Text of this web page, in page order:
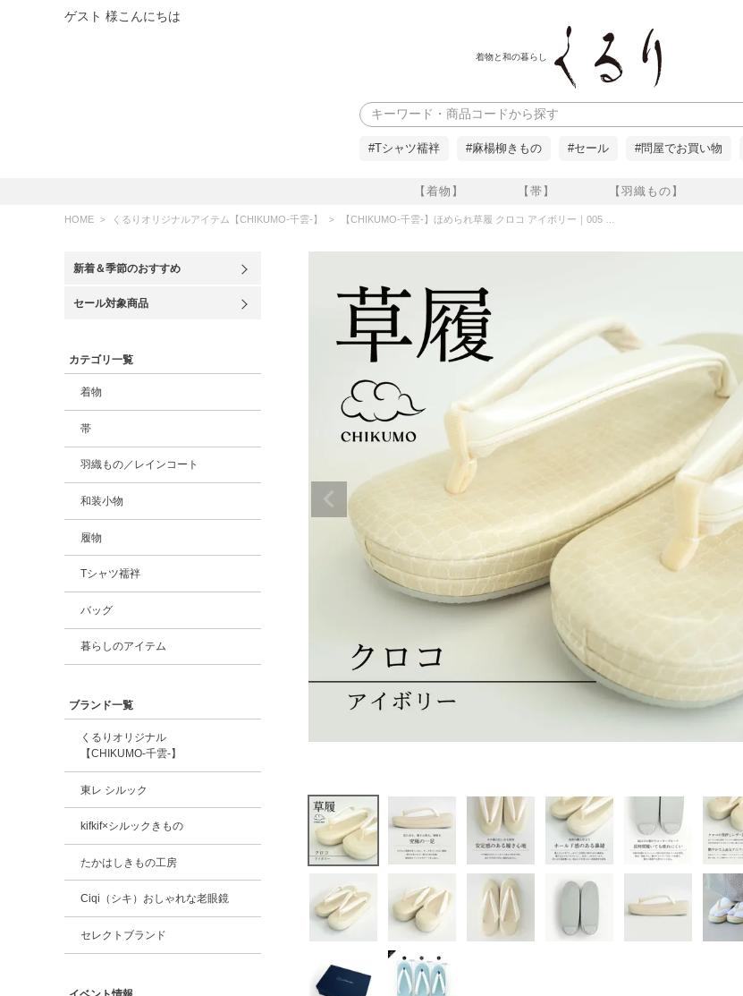
ゲスト 様こんにちは
着物と和の暮らし
【着物】 【帯】 【羽織もの】
検索
#Tシャツ襦袢 #麻楊柳きもの #セール #問屋でお買い物
HOME くるりオリジナルアイテム【CHIKUMO-千雲-】 【CHIKUMO-千雲-】ほめられ草履 クロコ アイボリー｜005 くるり
新着＆季節のおすすめ
セール対象商品
カテゴリ一覧
着物
帯
羽織もの／レインコート
和装小物
履物
Tシャツ襦袢
バッグ
暮らしのアイテム
ブランド一覧
くるりオリジナル
【CHIKUMO-千雲-】
東レ シルック
kifkif×シルックきもの
たかはしきもの工房
Ciqi（シキ）おしゃれな老眼鏡
セレクトブランド